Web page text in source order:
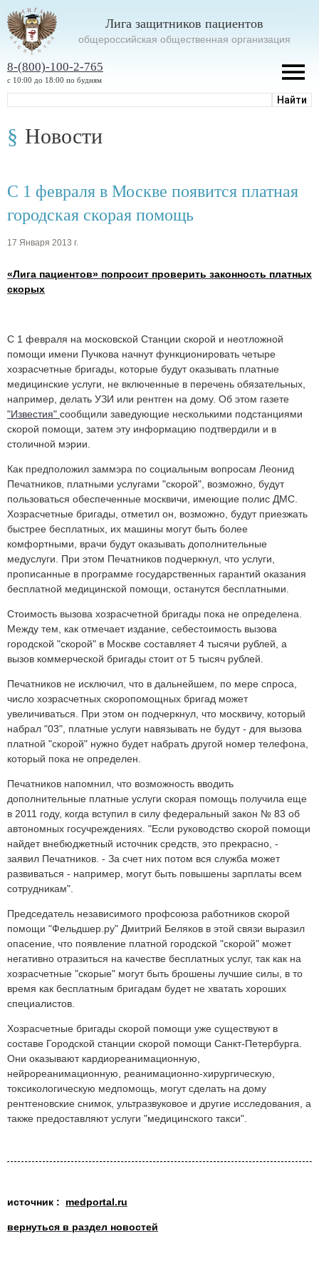
Лига защитников пациентов
oбщероссийская общественная организация
8-(800)-100-2-765
с 10:00 до 18:00 по будням
Новости
С 1 февраля в Москве появится платная
городская скорая помощь
17 Января 2013 г.
«Лига пациентов» попросит проверить законность платных
скорых
С 1 февраля на московской Станции скорой и неотложной
помощи имени Пучкова начнут функционировать четыре
хозрасчетные бригады, которые будут оказывать платные
медицинские услуги, не включенные в перечень обязательных,
например, делать УЗИ или рентген на дому. Об этом газете
"Известия" сообщили заведующие несколькими подстанциями
скорой помощи, затем эту информацию подтвердили и в
столичной мэрии.
Как предположил заммэра по социальным вопросам Леонид
Печатников, платными услугами "скорой", возможно, будут
пользоваться обеспеченные москвичи, имеющие полис ДМС.
Хозрасчетные бригады, отметил он, возможно, будут приезжать
быстрее бесплатных, их машины могут быть более
комфортными, врачи будут оказывать дополнительные
медуслуги. При этом Печатников подчеркнул, что услуги,
прописанные в программе государственных гарантий оказания
бесплатной медицинской помощи, останутся бесплатными.
Стоимость вызова хозрасчетной бригады пока не определена.
Между тем, как отмечает издание, себестоимость вызова
городской "скорой" в Москве составляет 4 тысячи рублей, а
вызов коммерческой бригады стоит от 5 тысяч рублей.
Печатников не исключил, что в дальнейшем, по мере спроса,
число хозрасчетных скоропомощных бригад может
увеличиваться. При этом он подчеркнул, что москвичу, который
набрал "03", платные услуги навязывать не будут - для вызова
платной "скорой" нужно будет набрать другой номер телефона,
который пока не определен.
Печатников напомнил, что возможность вводить
дополнительные платные услуги скорая помощь получила еще
в 2011 году, когда вступил в силу федеральный закон № 83 об
автономных госучреждениях. "Если руководство скорой помощи
найдет внебюджетный источник средств, это прекрасно, -
заявил Печатников. - За счет них потом вся служба может
развиваться - например, могут быть повышены зарплаты всем
сотрудникам".
Председатель независимого профсоюза работников скорой
помощи "Фельдшер.ру" Дмитрий Беляков в этой связи выразил
опасение, что появление платной городской "скорой" может
негативно отразиться на качестве бесплатных услуг, так как на
хозрасчетные "скорые" могут быть брошены лучшие силы, в то
время как бесплатным бригадам будет не хватать хороших
специалистов.
Хозрасчетные бригады скорой помощи уже существуют в
составе Городской станции скорой помощи Санкт-Петербурга.
Они оказывают кардиореанимационную,
нейрореанимационную, реанимационно-хирургическую,
токсикологическую медпомощь, могут сделать на дому
рентгеновские снимок, ультразвуковое и другие исследования, а
также предоставляют услуги "медицинского такси".
источник : medportal.ru
вернуться в раздел новостей